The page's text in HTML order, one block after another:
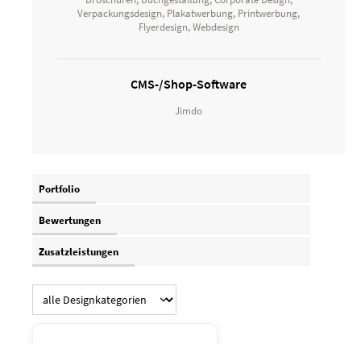
Verpackungsdesign, Plakatwerbung, Printwerbung,
Flyerdesign, Webdesign
CMS-/Shop-Software
Jimdo
Portfolio
Bewertungen
Zusatzleistungen